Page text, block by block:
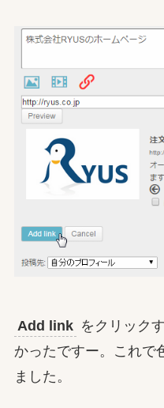
Add link をクリック
かったですー。これで
ました。